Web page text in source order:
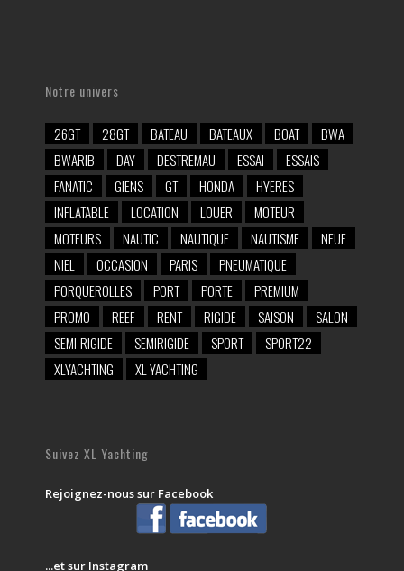
Notre univers
26GT 28GT BATEAU BATEAUX BOAT
BWA
BWARIB
DAY DESTREMAU ESSAI
ESSAIS
FANATIC
GIENS GT HONDA
HYERES
INFLATABLE
LOCATION LOUER
MOTEUR
MOTEURS
NAUTIC NAUTIQUE NAUTISME
NEUF
NIEL
OCCASION PARIS
PNEUMATIQUE
PORQUEROLLES
PORT PORTE
PREMIUM
PROMO
REEF RENT RIGIDE SAISON
SALON
SEMI-RIGIDE
SEMIRIGIDE SPORT
SPORT22
XLYACHTING
XL YACHTING
Suivez XL Yachting
Rejoignez-nous sur Facebook
...et sur Instagram